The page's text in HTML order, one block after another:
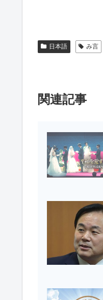
日本語 み言
関連記事